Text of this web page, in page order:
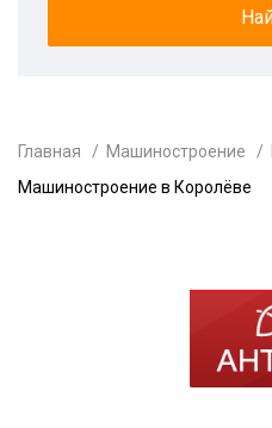
Главная Машиностроение
Машиностроение в Королёве